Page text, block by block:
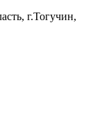
г.Тогучин,